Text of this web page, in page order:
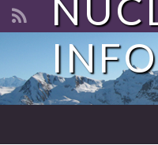
Search for: